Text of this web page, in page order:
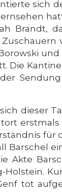
sich
Brandt,
und
Die
dieser
Barschel
Akte
Holstein.
tot